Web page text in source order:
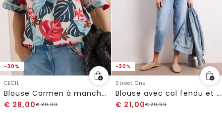
-30%
CECIL
Blouse Carmen à manches courtes et imprimé feuillage
€ 28,00€39,99
-30%
Street One
Blouse avec col fendu et turn-up
€ 21,00€29,99